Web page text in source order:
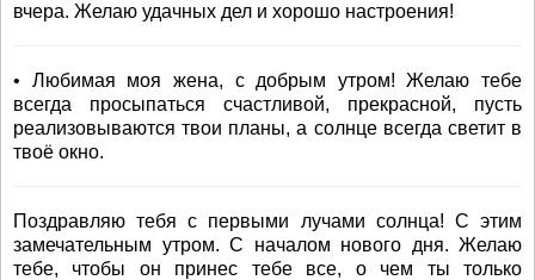
вчера. Желаю удачных дел и хорошо настроения!
• Любимая моя жена, с добрым утром! Желаю тебе
всегда просыпаться счастливой, прекрасной, пусть
реализовываются твои планы, а солнце всегда светит в
твоё окно.
Поздравляю тебя с первыми лучами солнца! С этим
замечательным утром. С началом нового дня. Желаю
тебе, чтобы он принес тебе все, о чем ты только